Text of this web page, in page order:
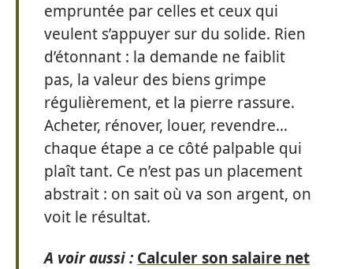
empruntée par celles et ceux qui
veulent s’appuyer sur du solide. Rien
d’étonnant : la demande ne faiblit
pas, la valeur des biens grimpe
régulièrement, et la pierre rassure.
Acheter, rénover, louer, revendre…
chaque étape a ce côté palpable qui
plaît tant. Ce n’est pas un placement
abstrait : on sait où va son argent, on
voit le résultat.
A voir aussi : Calculer son salaire net